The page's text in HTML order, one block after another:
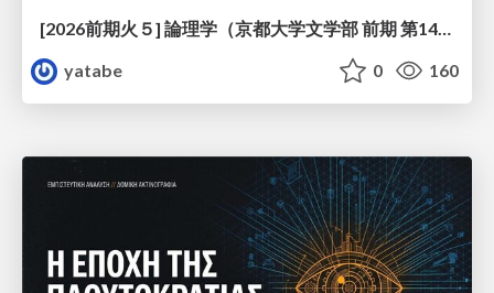
[2026前期火５] 論理学（京都大学文学部 前期 第14回）「計算は、証明ではない——ハルシネーションを三層ハーモニーで診る」
yatabe
0 160